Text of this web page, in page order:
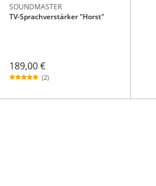
SOUNDMASTER
TV-Sprachverstärker "Horst"
189,00 €
(2)